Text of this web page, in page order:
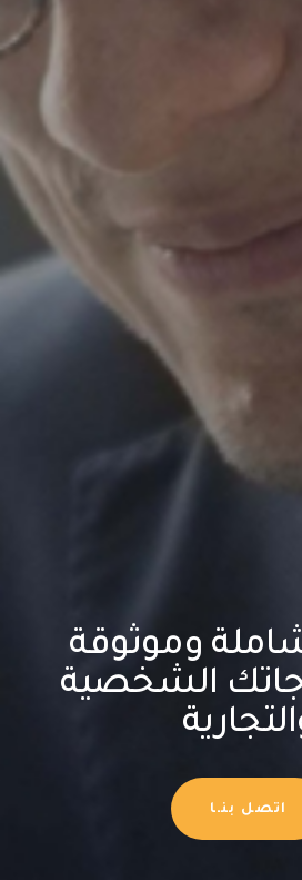
وموثوقة
الشخصية
اتصل بنـا